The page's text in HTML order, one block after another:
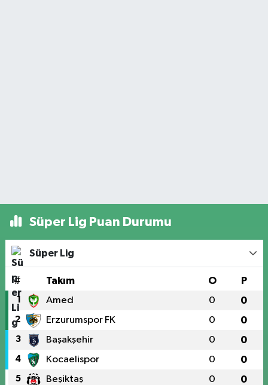
Süper Lig Puan Durumu
Süper Lig
# Takım O P
1 Amed 0 0
2 Erzurumspor FK 0 0
3 Başakşehir 0 0
4 Kocaelispor 0 0
5 Beşiktaş 0 0